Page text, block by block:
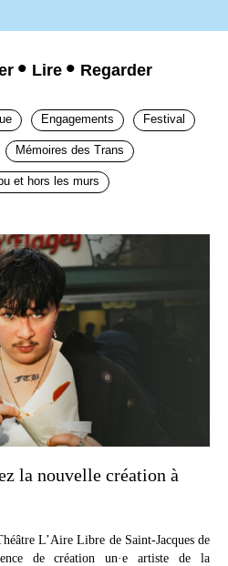
Lire Regarder
Engagements Festival
Mémoires des Trans
et hors les murs
la nouvelle création à
L’Aire Libre de Saint-Jacques de
de création un·e artiste de la